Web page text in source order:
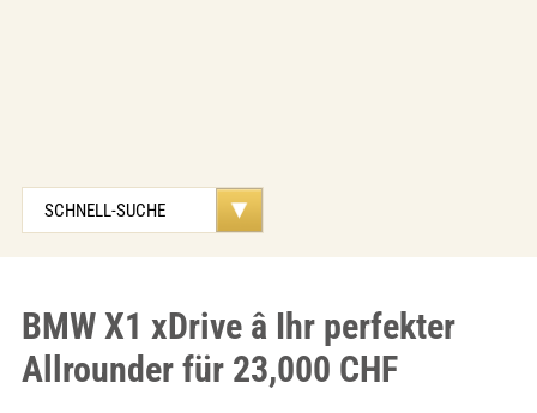
BMW X1 xDrive â Ihr perfekter
Allrounder für 23,000 CHF